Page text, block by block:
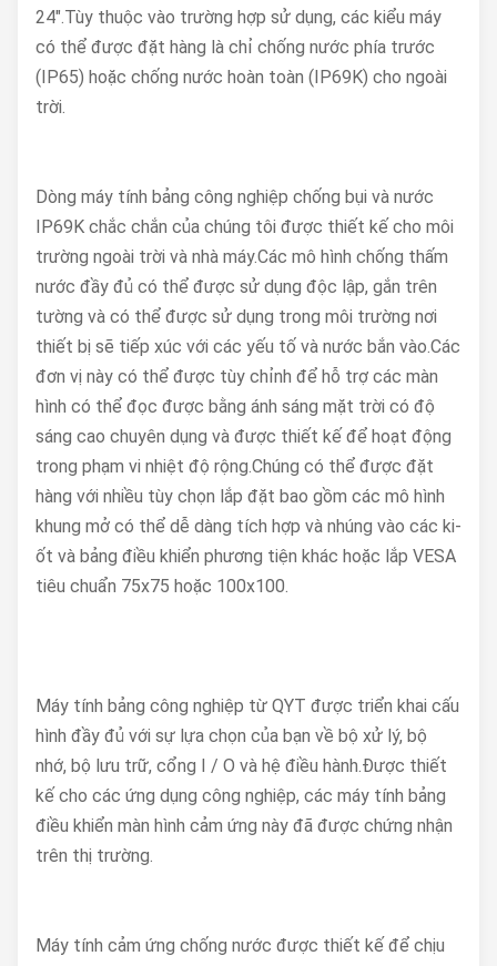
24".Tùy thuộc vào trường hợp sử dụng, các kiểu máy
có thể được đặt hàng là chỉ chống nước phía trước
(IP65) hoặc chống nước hoàn toàn (IP69K) cho ngoài
trời.
Dòng máy tính bảng công nghiệp chống bụi và nước
IP69K chắc chắn của chúng tôi được thiết kế cho môi
trường ngoài trời và nhà máy.Các mô hình chống thấm
nước đầy đủ có thể được sử dụng độc lập, gắn trên
tường và có thể được sử dụng trong môi trường nơi
thiết bị sẽ tiếp xúc với các yếu tố và nước bắn vào.Các
đơn vị này có thể được tùy chỉnh để hỗ trợ các màn
hình có thể đọc được bằng ánh sáng mặt trời có độ
sáng cao chuyên dụng và được thiết kế để hoạt động
trong phạm vi nhiệt độ rộng.Chúng có thể được đặt
hàng với nhiều tùy chọn lắp đặt bao gồm các mô hình
khung mở có thể dễ dàng tích hợp và nhúng vào các ki-
ốt và bảng điều khiển phương tiện khác hoặc lắp VESA
tiêu chuẩn 75x75 hoặc 100x100.
Máy tính bảng công nghiệp từ QYT được triển khai cấu
hình đầy đủ với sự lựa chọn của bạn về bộ xử lý, bộ
nhớ, bộ lưu trữ, cổng I / O và hệ điều hành.Được thiết
kế cho các ứng dụng công nghiệp, các máy tính bảng
điều khiển màn hình cảm ứng này đã được chứng nhận
trên thị trường.
Máy tính cảm ứng chống nước được thiết kế để chịu